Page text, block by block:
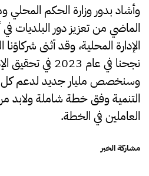
وأشاد بدور وزارة الحكم المحلي
الماضي من تعزيز دور البلديات
الإدارة المحلية، وقد أثنى
نجحنا في عام 2023
وسنخصص مليار جديد لدعم كل
التنمية وفق خطة شاملة ولابد
العاملين في الخطة.
مشاركة الخبر